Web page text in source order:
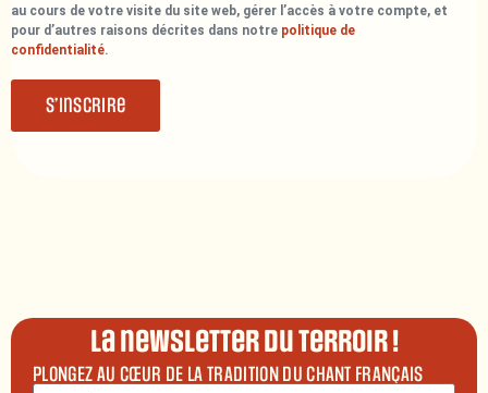
au cours de votre visite du site web, gérer l’accès à votre compte, et
pour d’autres raisons décrites dans notre politique de
confidentialité.
S’inscrire
La newsletter du terroir !
PLONGEZ AU CŒUR DE LA TRADITION DU CHANT FRANÇAIS